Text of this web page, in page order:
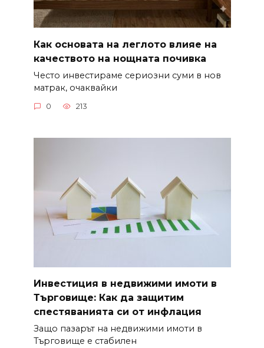
Как основата на леглото влияе на
качеството на нощната почивка
Често инвестираме сериозни суми в нов
матрак, очаквайки
0 213
Инвестиция в недвижими имоти в
Търговище: Как да защитим
спестяванията си от инфлация
Защо пазарът на недвижими имоти в
Търговище е стабилен